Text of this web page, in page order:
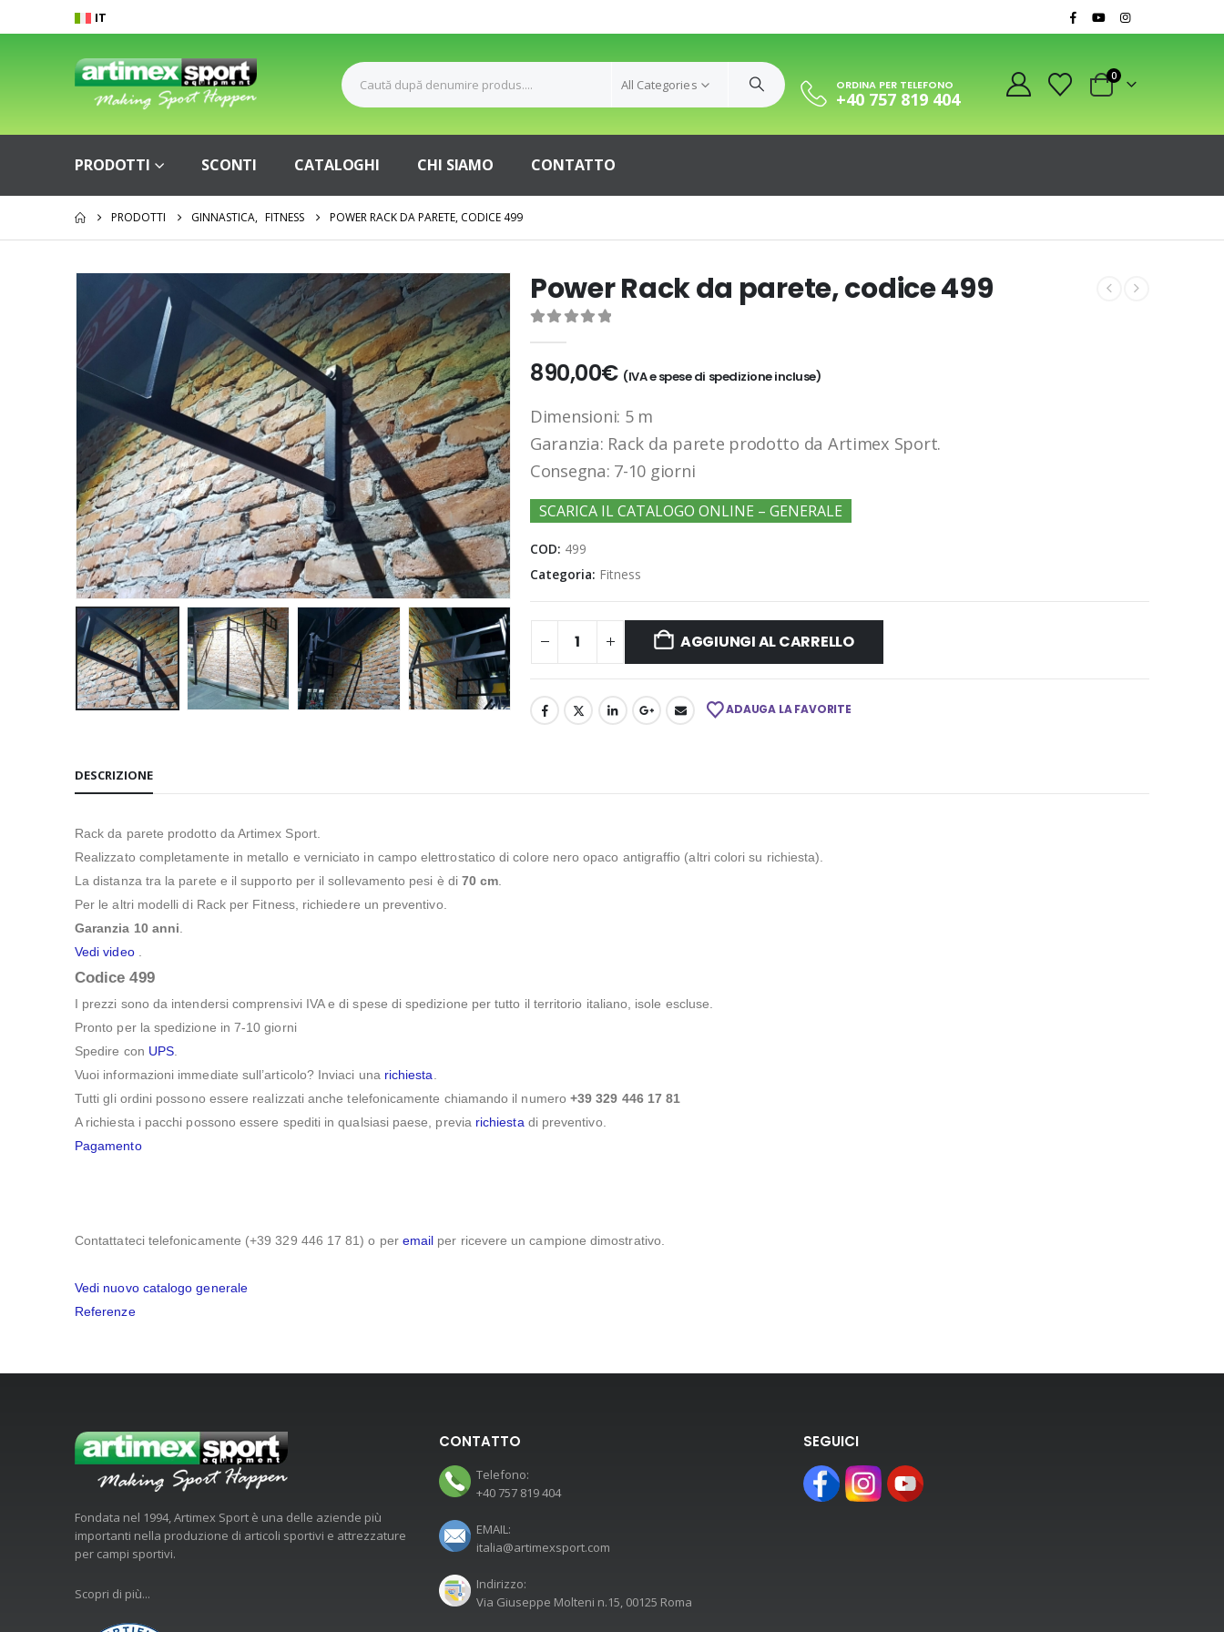
IT
All Categories ORDINA PER TELEFONO
+40 757 819 404
0
PRODOTTI SCONTI CATALOGHI CHI SIAMO CONTATTO
PRODOTTI GINNASTICA, FITNESS POWER RACK DA PARETE, CODICE 499
Power Rack da parete, codice 499
890,00€ (IVA e spese di spedizione incluse)
Dimensioni: 5 m
Garanzia: Rack da parete prodotto da Artimex Sport.
Consegna: 7-10 giorni
SCARICA IL CATALOGO ONLINE – GENERALE
COD: 499
Categoria: Fitness
AGGIUNGI AL CARRELLO
ADAUGA LA FAVORITE
DESCRIZIONE
Rack da parete prodotto da Artimex Sport.
Realizzato completamente in metallo e verniciato in campo elettrostatico di colore nero opaco antigraffio (altri colori su richiesta).
La distanza tra la parete e il supporto per il sollevamento pesi è di 70 cm
Per le altri modelli di Rack per Fitness, richiedere un preventivo.
Garanzia 10 anni
Vedi video
Codice 499
I prezzi sono da intendersi comprensivi IVA e di spese di spedizione per tutto il territorio italiano, isole escluse.
Pronto per la spedizione in 7-10 giorni
Spedire con UPS
Vuoi informazioni immediate sull’articolo? Inviaci una richiesta
Tutti gli ordini possono essere realizzati anche telefonicamente chiamando il numero +39 329 446 17 81
A richiesta i pacchi possono essere spediti in qualsiasi paese, previa richiesta di preventivo.
Pagamento
Contattateci telefonicamente (+39 329 446 17 81) o per email per ricevere un campione dimostrativo.
Vedi nuovo catalogo generale
Referenze
Fondata nel 1994, Artimex Sport è una delle aziende più
importanti nella produzione di articoli sportivi e attrezzature
per campi sportivi.
Scopri di più...
CONTATTO
Telefono:
+40 757 819 404
EMAIL:
italia@artimexsport.com
Indirizzo:
Via Giuseppe Molteni n.15, 00125 Roma
SEGUICI